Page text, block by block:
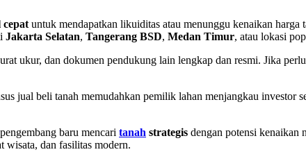
cepat untuk mendapatkan likuiditas atau menunggu kenaikan
Jakarta Selatan, Tangerang BSD, Medan Timur, atau lokasi
ukur, dan dokumen pendukung lain lengkap dan resmi. Jika
jual beli tanah memudahkan pemilik lahan menjangkau investor
baru mencari tanah strategis dengan potensi kenaikan
wisata, dan fasilitas modern.